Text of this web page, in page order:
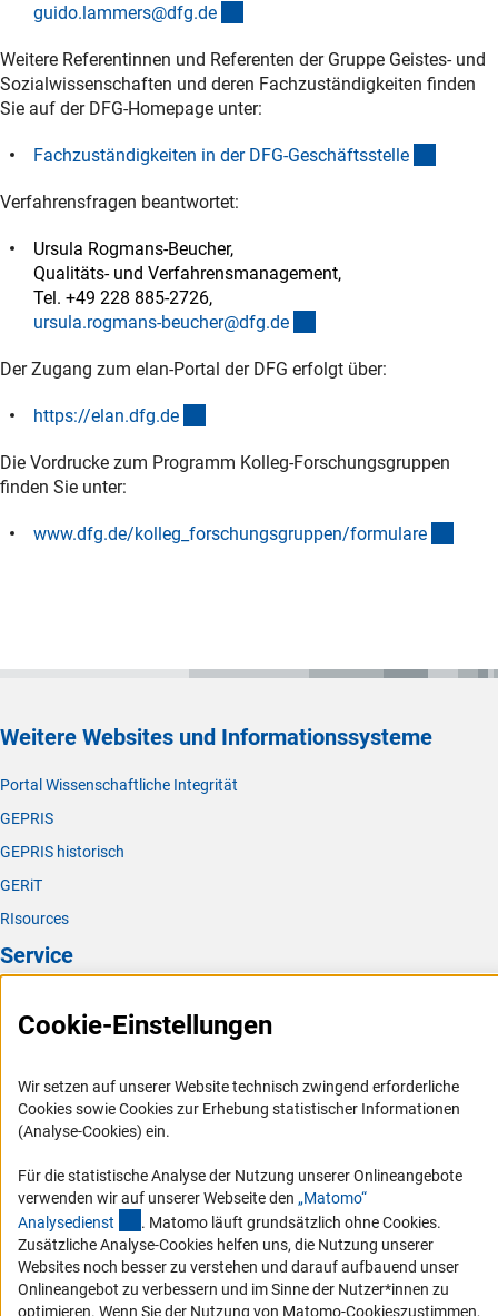
guido.lammers@dfg.de
Weitere Referentinnen und Referenten der Gruppe Geistes- und
Sozialwissenschaften und deren Fachzuständigkeiten finden
Sie auf der DFG-Homepage unter:
Fachzuständigkeiten in der DFG-Geschäftsstelle
Verfahrensfragen beantwortet:
Ursula Rogmans-Beucher,
Qualitäts- und Verfahrensmanagement,
Tel. +49 228 885-2726,
ursula.rogmans-beucher@dfg.de
Der Zugang zum elan-Portal der DFG erfolgt über:
https://elan.dfg.de
Die Vordrucke zum Programm Kolleg-Forschungsgruppen
finden Sie unter:
www.dfg.de/kolleg_forschungsgruppen/formulare
Weitere Websites und Informationssysteme
Portal Wissenschaftliche Integrität
GEPRIS
GEPRIS historisch
GERiT
RIsources
Service
FAQ
Logo und Corporate Design
RSS-Feeds
Compliance
Vergabeverfahren
Barrierefreiheit
Service und Informationen für Menschen mit Behinderungen
Cookie-Einstellungen
Wir setzen auf unserer Website technisch zwingend erforderliche
Cookies sowie Cookies zur Erhebung statistischer Informationen
(Analyse-Cookies) ein.
Für die statistische Analyse der Nutzung unserer Onlineangebote
verwenden wir auf unserer Webseite den „Matomo“
Analysedienst (externer Link)
. Matomo läuft grundsätzlich ohne Cookies.
Zusätzliche Analyse-Cookies helfen uns, die Nutzung unserer
Websites noch besser zu verstehen und darauf aufbauend unser
Onlineangebot zu verbessern und im Sinne der Nutzer*innen zu
optimieren. Wenn Sie der Nutzung von Matomo-Cookieszustimmen,